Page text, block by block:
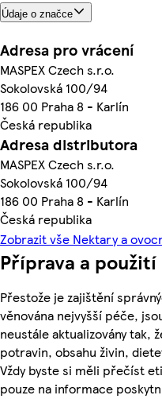
Údaje o značce
Adresa pro vrácení
MASPEX Czech s.r.o.
Sokolovská 100/94
186 00 Praha 8 - Karlín
Česká republika
Adresa distributora
MASPEX Czech s.r.o.
Sokolovská 100/94
186 00 Praha 8 - Karlín
Česká republika
Zobrazit vše Nektary a
Příprava a použití
Přestože je zajištění
věnována nejvyšší péče,
neustále aktualizovány tak,
potravin, obsahu živin,
Vždy byste si měli přečíst
pouze na informace